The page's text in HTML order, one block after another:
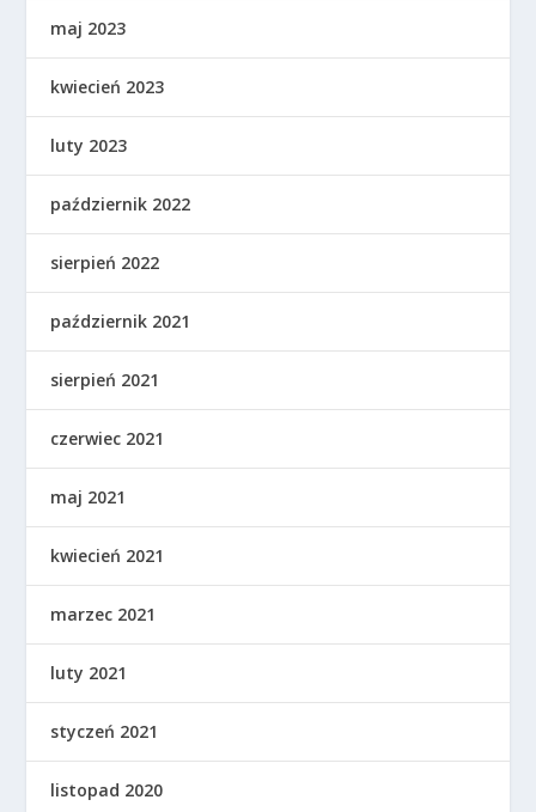
maj 2023
kwiecień 2023
luty 2023
październik 2022
sierpień 2022
październik 2021
sierpień 2021
czerwiec 2021
maj 2021
kwiecień 2021
marzec 2021
luty 2021
styczeń 2021
listopad 2020